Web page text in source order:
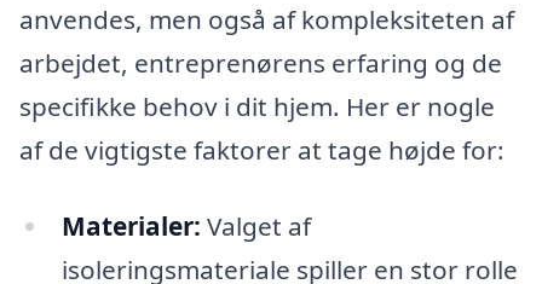
anvendes, men også af kompleksiteten af
arbejdet, entreprenørens erfaring og de
specifikke behov i dit hjem. Her er nogle
af de vigtigste faktorer at tage højde for:
Materialer: Valget af
isoleringsmateriale spiller en stor rolle